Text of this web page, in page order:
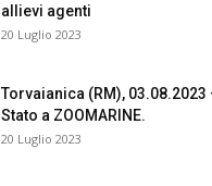
allievi agenti
20 Luglio 2023
Torvaianica (RM),
Stato a ZOOMARINE.
20 Luglio 2023